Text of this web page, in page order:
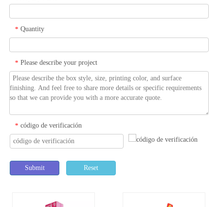
* Quantity
* Please describe your project
* código de verificación
Submit Reset